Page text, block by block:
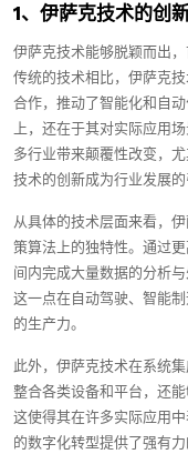
1、伊萨克技术的创
伊萨克技术能够脱颖而出
传统的技术相比，伊萨克
合作，推动了智能化和自
上，还在于其对实际应用
多行业带来颠覆性改变，
技术的创新成为行业发展的
从具体的技术层面来看，
策算法上的独特性。通过
间内完成大量数据的分析
这一点在自动驾驶、智能
的生产力。
此外，伊萨克技术在系统
整合各类设备和平台，还
这使得其在许多实际应用
的数字化转型提供了强有